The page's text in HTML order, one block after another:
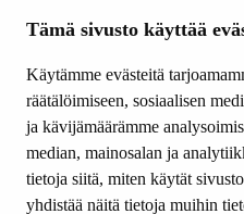
Tämä sivusto käyttää
Käytämme evästeitä
räätälöimiseen, sosiaalisen
ja kävijämäärämme
median, mainosalan ja
tietoja siitä, miten käytät
yhdistää näitä tietoja muihin
FOOTER MENU SVENSKA
Kontakt
Stipendier och priser
Verksamhet
Om oss
Donationer och testamenten